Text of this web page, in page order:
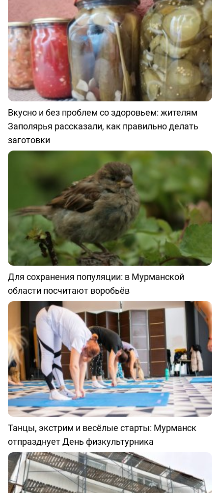
Вкусно и без проблем со здоровьем: жителям
Заполярья рассказали, как правильно делать
заготовки
Для сохранения популяции: в Мурманской
области посчитают воробьёв
Танцы, экстрим и весёлые старты: Мурманск
отпразднует День физкультурника